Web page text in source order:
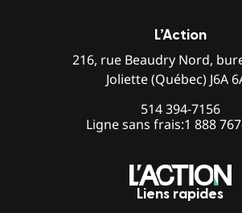
L’Action
216, rue Beaudry Nord,
Joliette (Québec) J6A
514 394-7156
Ligne sans frais:1 888
Liens rapides